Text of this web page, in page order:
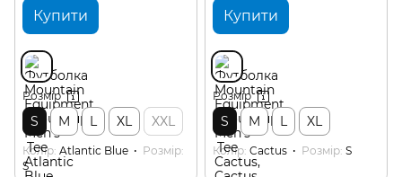
Купити
Розмір
S M L XL XXL
Колір Atlantic Blue
Розмір
S
Купити
Розмір
S M L XL
Колір Cactus Розмір S